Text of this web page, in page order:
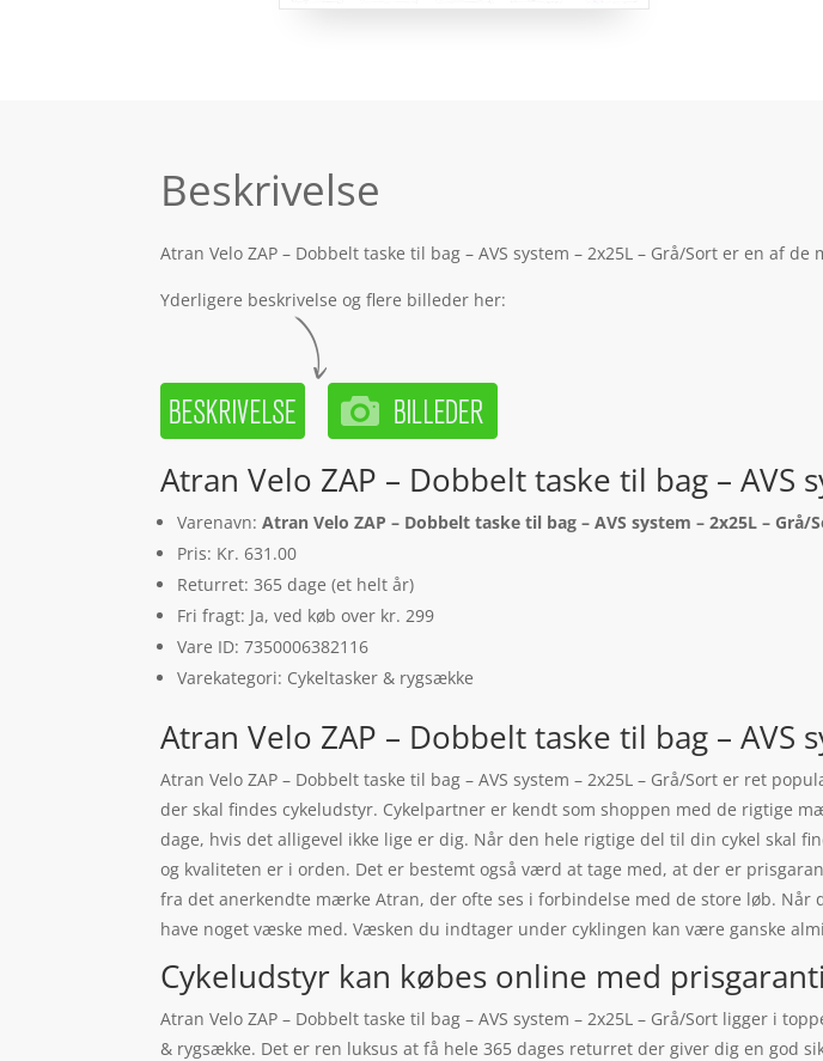
Beskrivelse
Atran Velo ZAP – Dobbelt taske til bag – AVS system – 2x25L – Grå/Sort er en af
Yderligere beskrivelse og flere billeder her:
Atran Velo ZAP – Dobbelt taske til bag –
Varenavn:Atran Velo ZAP – Dobbelt taske til bag – AVS system – 2x25L – Grå/
Pris: Kr. 631.00
Returret: 365 dage (et helt år)
Fri fragt: Ja, ved køb over kr. 299
Vare ID: 7350006382116
Varekategori: Cykeltasker & rygsække
Atran Velo ZAP – Dobbelt taske til bag – AVS
Atran Velo ZAP – Dobbelt taske til bag – AVS system – 2x25L – Grå/Sort er ret
der skal findes cykeludstyr. Cykelpartner er kendt som shoppen med de rigtige
dage, hvis det alligevel ikke lige er dig. Når den hele rigtige del til din cykel skal
og kvaliteten er i orden. Det er bestemt også værd at tage med, at der er
fra det anerkendte mærke Atran, der ofte ses i forbindelse med de store løb.
have noget væske med. Væsken du indtager under cyklingen kan være ganske
Cykeludstyr kan købes online med prisgaranti
Atran Velo ZAP – Dobbelt taske til bag – AVS system – 2x25L – Grå/Sort ligger i
& rygsække. Det er ren luksus at få hele 365 dages returret der giver dig en god